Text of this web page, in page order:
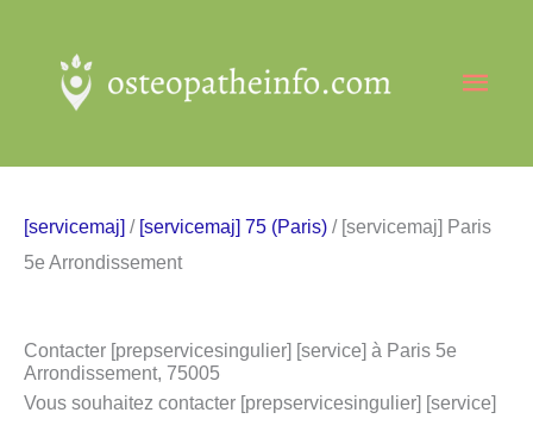
contenu
[servicemaj] / [servicemaj] 75 (Paris) / [servicemaj] Paris
5e Arrondissement
Contacter [prepservicesingulier] [service] à Paris 5e
Arrondissement, 75005
Vous souhaitez contacter [prepservicesingulier] [service]